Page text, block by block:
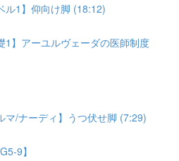
ル1】仰向け脚 (18:12)
1】アーユルヴェーダの医師制度
マ/ナーディ】うつ伏せ脚 (7:29)
9】